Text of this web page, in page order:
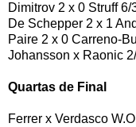
Dimitrov 2 x 0 Struff 6/
De Schepper 2 x 1
Paire 2 x 0 Carreno-
Johansson x Raonic
Quartas de Final
Ferrer x Verdasco